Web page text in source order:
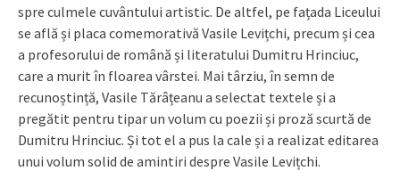
spre culmele cuvântului artistic. De altfel, pe fațada Liceului
se află și placa comemorativă Vasile Levițchi, precum și cea
a profesorului de română și literatului Dumitru Hrinciuc,
care a murit în floarea vârstei. Mai târziu, în semn de
recunoștință, Vasile Tărâțeanu a selectat textele și a
pregătit pentru tipar un volum cu poezii și proză scurtă de
Dumitru Hrinciuc. Și tot el a pus la cale și a realizat editarea
unui volum solid de amintiri despre Vasile Levițchi.